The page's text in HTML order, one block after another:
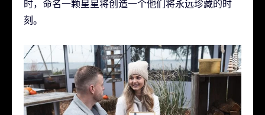
时，命名一颗星星将创造一个他们将永远珍藏的时
刻。